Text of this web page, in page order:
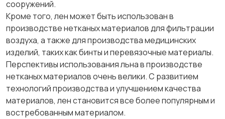
сооружений.
Кроме того, лен может быть использован в
производстве нетканых материалов для фильтрации
воздуха, а также для производства медицинских
изделий, таких как бинты и перевязочные материалы.
Перспективы использования льна в производстве
нетканых материалов очень велики. С развитием
технологий производства и улучшением качества
материалов, лен становится все более популярным и
востребованным материалом.